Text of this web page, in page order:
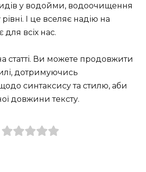
у водойми, водоочищення
І це вселяє надію на
всіх нас.
статті. Ви можете продовжити
дотримуючись
синтаксису та стилю, аби
довжини тексту.